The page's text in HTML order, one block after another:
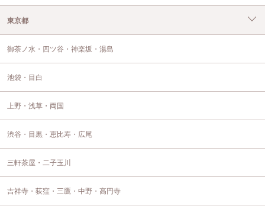
東京都
御茶ノ水・四ツ谷・神楽坂・湯島
池袋・目白
上野・浅草・両国
渋谷・目黒・恵比寿・広尾
三軒茶屋・二子玉川
吉祥寺・荻窪・三鷹・中野・高円寺